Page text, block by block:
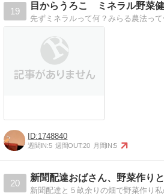
19
目からうろこ ミネラル野菜
1748840
週間IN:5 週間OUT:20 月間IN:5
20
新聞配達おばさん、野菜作り